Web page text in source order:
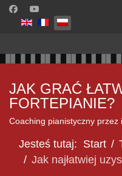
Wybierz swój język
JAK GRAĆ
FORTEPIANIE?
Coaching pianistyczny
Jesteś tutaj: Start
Jak najłatwiej